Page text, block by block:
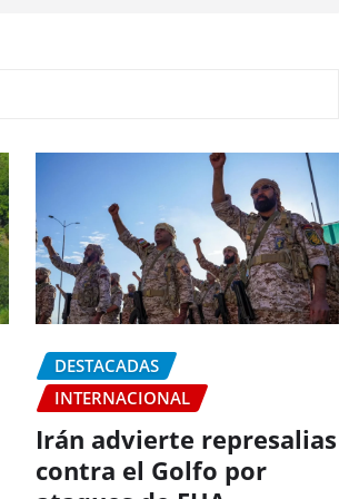
DESTACADAS
INTERNACIONAL
Irán advierte represalias
contra el Golfo por